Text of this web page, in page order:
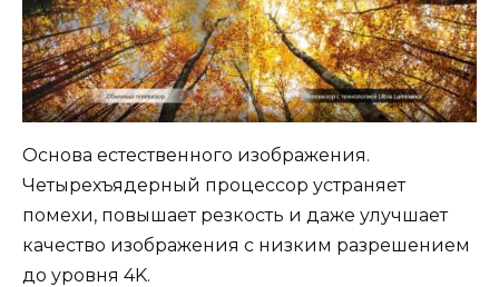
Основа естественного изображения.
Четырехъядерный процессор устраняет
помехи, повышает резкость и даже улучшает
качество изображения с низким разрешением
до уровня 4K.